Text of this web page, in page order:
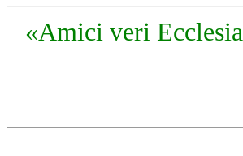
«Amici veri